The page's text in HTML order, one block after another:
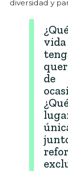
diversidad y
de